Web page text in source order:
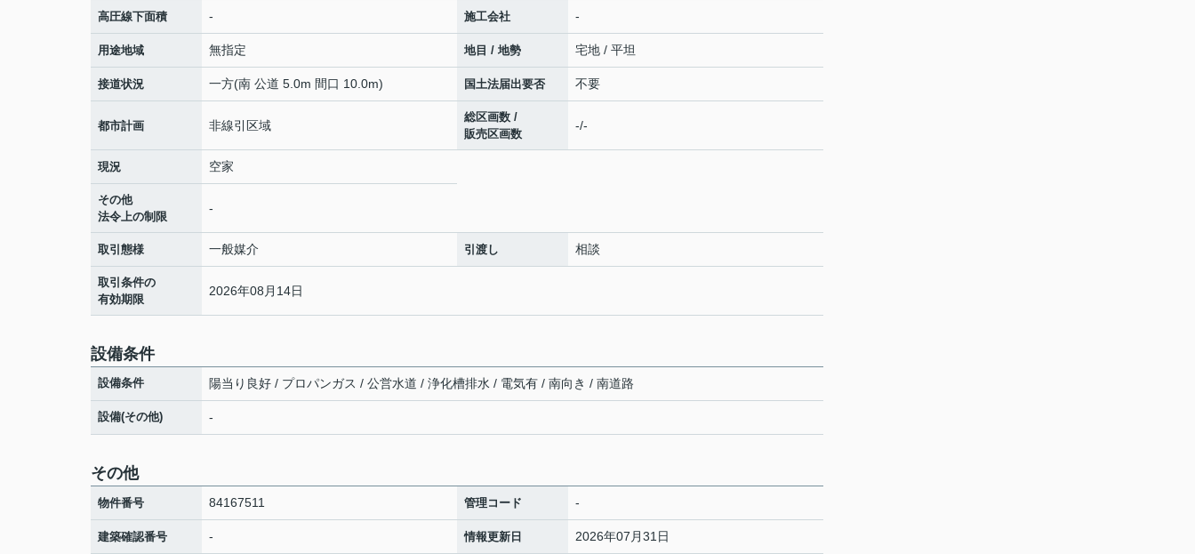
高圧線下面積 - 施工会社 -
用途地域 無指定 地目 / 地勢 宅地 / 平坦
接道状況 一方(南 公道 5.0m 間口 10.0m) 国土法届出要否 不要
都市計画 非線引区域
総区画数 /
販売区画数
-/-
現況 空家
その他
法令上の制限
-
取引態様 一般媒介 引渡し 相談
取引条件の
有効期限
2026年08月14日
設備条件
設備条件 陽当り良好 / プロパンガス / 公営水道 / 浄化槽排水 / 電気有 / 南向き / 南道路
設備(その他) -
その他
物件番号 84167511 管理コード -
建築確認番号 - 情報更新日 2026年07月31日